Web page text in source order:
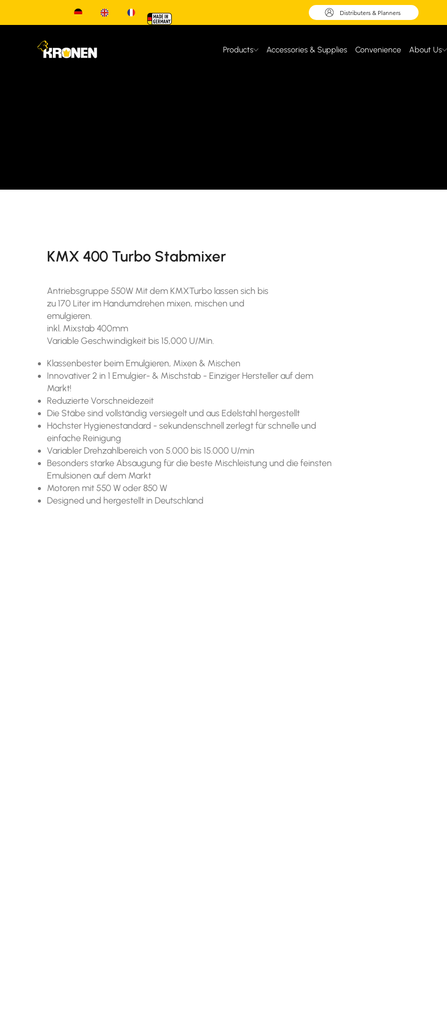
Distributers & Planners
Products Accessories & Supplies Convenience About Us
KMX 400 Turbo Stabmixer
Antriebsgruppe 550W Mit dem KMXTurbo lassen sich bis
zu 170 Liter im Handumdrehen mixen, mischen und
emulgieren.
inkl. Mixstab 400mm
Variable Geschwindigkeit bis 15,000 U/Min.
Klassenbester beim Emulgieren, Mixen & Mischen
Innovativer 2 in 1 Emulgier- & Mischstab - Einziger Hersteller auf dem
Markt!
Reduzierte Vorschneidezeit
Die Stäbe sind vollständig versiegelt und aus Edelstahl hergestellt
Höchster Hygienestandard - sekundenschnell zerlegt für schnelle und
einfache Reinigung
Variabler Drehzahlbereich von 5.000 bis 15.000 U/min
Besonders starke Absaugung für die beste Mischleistung und die feinsten
Emulsionen auf dem Markt
Motoren mit 550 W oder 850 W
Designed und hergestellt in Deutschland